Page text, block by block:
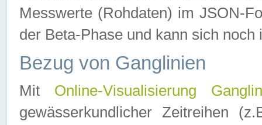
Messwerte (Rohdaten) im JSON-
der Beta-Phase und kann sich noch
Bezug von Ganglinien
Mit Online-Visualisierung
gewässerkundlicher Zeitreihen